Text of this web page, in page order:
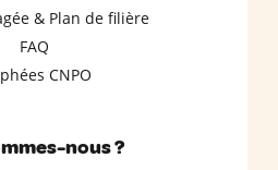
& Plan de filière
FAQ
CNPO
nous ?